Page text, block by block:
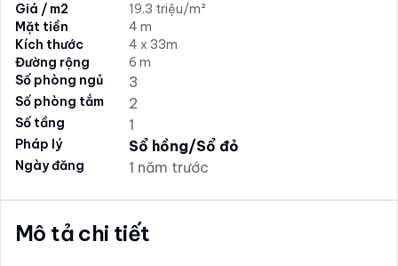
Giá / m2
19.3 triệu/m²
Mặt tiền
4 m
Kích thước
4 x 33m
Đường rộng
6 m
Số phòng ngủ
3
Số phòng tắm 2
Số tầng 1
Pháp lý Sổ hồng/Sổ đỏ
Ngày đăng 1 năm trước
Mô tả chi tiết